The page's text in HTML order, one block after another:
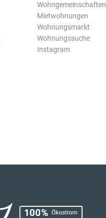
Wohngemeinschaften
Mietwohnungen
Wohnungsmarkt
Wohnungssuche
Instagram